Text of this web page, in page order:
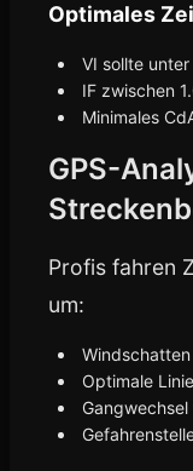
Optimales
VI sollte
IF zwischen
Minimales
GPS-
Profis fahren
um:
Optimale